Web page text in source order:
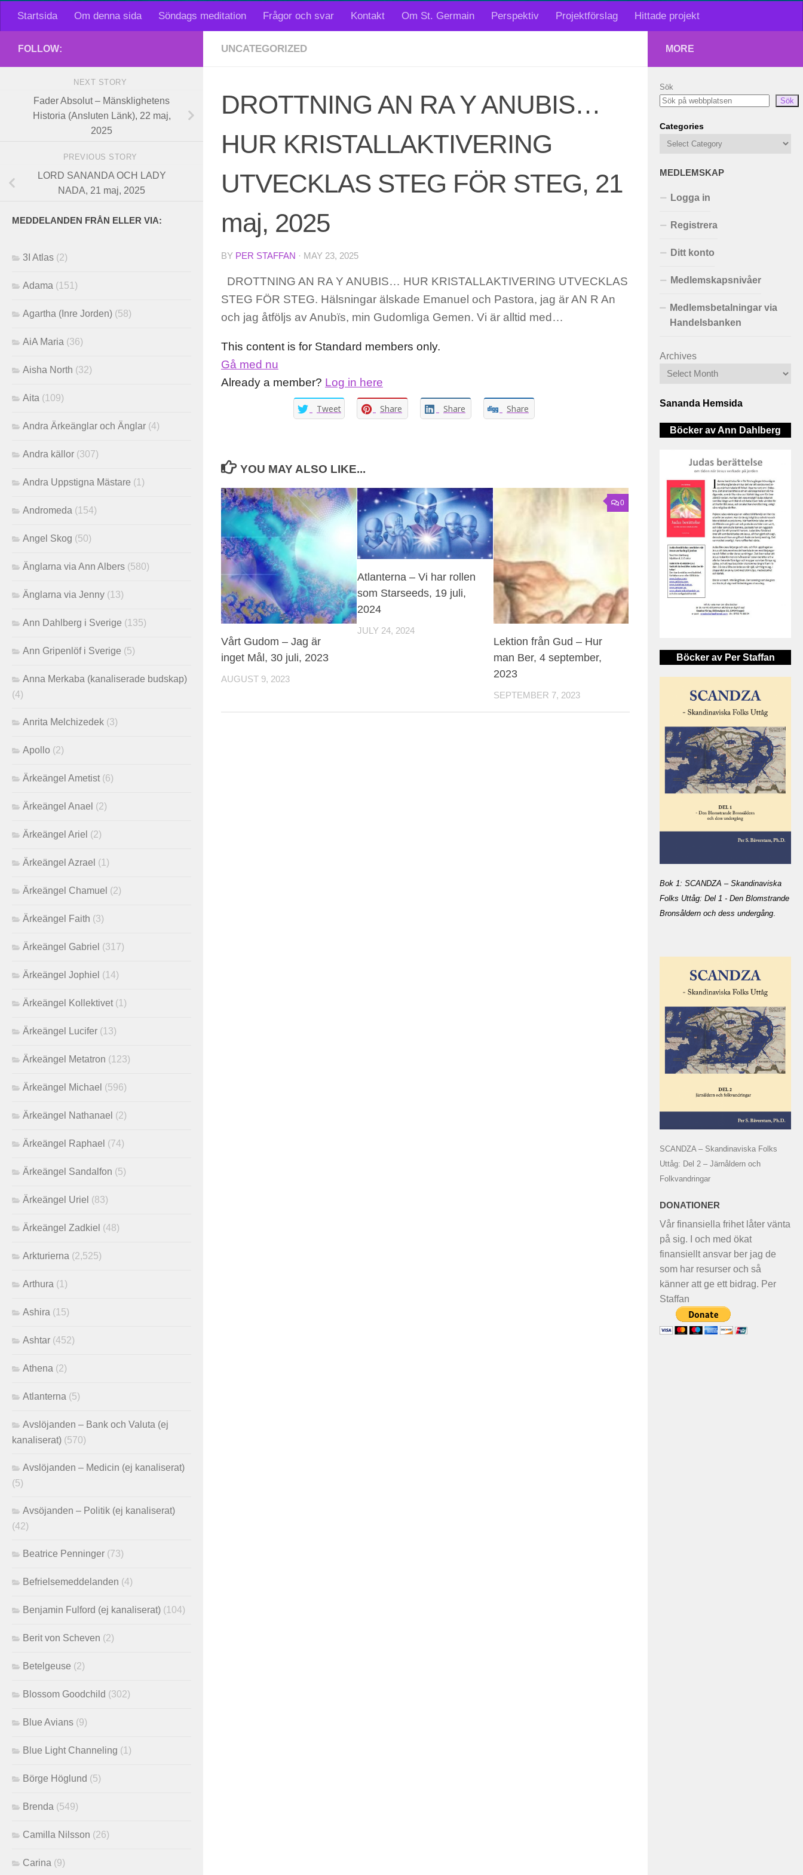
Startsida Om denna sida Söndags meditation Frågor och svar Kontakt Om St. Germain Perspektiv Projektförslag Hittade projekt
UNCATEGORIZED
DROTTNING AN RA Y ANUBIS…
HUR KRISTALLAKTIVERING
UTVECKLAS STEG FÖR STEG, 21
maj, 2025
BY PER STAFFAN · MAY 23, 2025
DROTTNING AN RA Y ANUBIS… HUR KRISTALLAKTIVERING UTVECKLAS
STEG FÖR STEG. Hälsningar älskade Emanuel och Pastora, jag är AN R An
och jag åtföljs av Anubïs, min Gudomliga Gemen. Vi är alltid med…
This content is for Standard members only.
Gå med nu
Already a member? Log in here
Tweet Share Share Share
YOU MAY ALSO LIKE...
Vårt Gudom – Jag är
inget Mål, 30 juli, 2023
AUGUST 9, 2023
Atlanterna – Vi har rollen
som Starseeds, 19 juli,
2024
JULY 24, 2024
0
Lektion från Gud – Hur
man Ber, 4 september,
2023
SEPTEMBER 7, 2023
FOLLOW:
NEXT STORY
Fader Absolut – Mänsklighetens
Historia (Ansluten Länk), 22 maj,
2025
PREVIOUS STORY
LORD SANANDA OCH LADY
NADA, 21 maj, 2025
MEDDELANDEN FRÅN ELLER VIA:
3I Atlas (2)
Adama (151)
Agartha (Inre Jorden) (58)
AiA Maria (36)
Aisha North (32)
Aita (109)
Andra Ärkeänglar och Änglar (4)
Andra källor (307)
Andra Uppstigna Mästare (1)
Andromeda (154)
Angel Skog (50)
Änglarna via Ann Albers (580)
Änglarna via Jenny (13)
Ann Dahlberg i Sverige (135)
Ann Gripenlöf i Sverige (5)
Anna Merkaba (kanaliserade budskap)
(4)
Anrita Melchizedek (3)
Apollo (2)
Ärkeängel Ametist (6)
Ärkeängel Anael (2)
Ärkeängel Ariel (2)
Ärkeängel Azrael (1)
Ärkeängel Chamuel (2)
Ärkeängel Faith (3)
Ärkeängel Gabriel (317)
Ärkeängel Jophiel (14)
Ärkeängel Kollektivet (1)
Ärkeängel Lucifer (13)
Ärkeängel Metatron (123)
Ärkeängel Michael (596)
Ärkeängel Nathanael (2)
Ärkeängel Raphael (74)
Ärkeängel Sandalfon (5)
Ärkeängel Uriel (83)
Ärkeängel Zadkiel (48)
Arkturierna (2,525)
Arthura (1)
Ashira (15)
Ashtar (452)
Athena (2)
Atlanterna (5)
Avslöjanden – Bank och Valuta (ej
kanaliserat) (570)
Avslöjanden – Medicin (ej kanaliserat)
(5)
Avsöjanden – Politik (ej kanaliserat)
(42)
Beatrice Penninger (73)
Befrielsemeddelanden (4)
Benjamin Fulford (ej kanaliserat) (104)
Berit von Scheven (2)
Betelgeuse (2)
Blossom Goodchild (302)
Blue Avians (9)
Blue Light Channeling (1)
Börge Höglund (5)
Brenda (549)
Camilla Nilsson (26)
Carina (9)
MORE
Sök
Sök
Categories
MEDLEMSKAP
Logga in
Registrera
Ditt konto
Medlemskapsnivåer
Medlemsbetalningar via
Handelsbanken
Archives
Sananda Hemsida
Böcker av Ann Dahlberg
Böcker av Per Staffan
Bok 1: SCANDZA – Skandinaviska
Folks Uttåg: Del 1 - Den Blomstrande
Bronsåldern och dess undergång.
SCANDZA – Skandinaviska Folks
Uttåg: Del 2 – Järnåldern och
Folkvandringar
DONATIONER
Vår finansiella frihet låter vänta
på sig. I och med ökat
finansiellt ansvar ber jag de
som har resurser och så
känner att ge ett bidrag. Per
Staffan